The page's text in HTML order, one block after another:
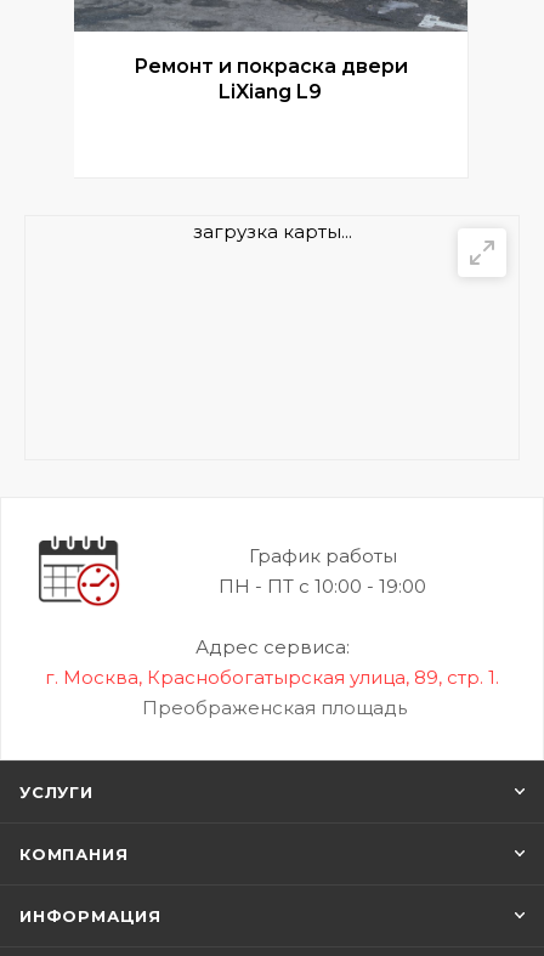
Ремонт и покраска двери
LiXiang L9
загрузка карты...
График работы
ПН - ПТ с 10:00 - 19:00
Адрес сервиса:
г. Москва, Краснобогатырская улица, 89, стр. 1.
Преображенская площадь
УСЛУГИ
КОМПАНИЯ
ИНФОРМАЦИЯ